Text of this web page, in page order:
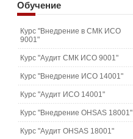
Обучение
Курс "Внедрение в СМК ИСО
9001"
Курс "Аудит СМК ИСО 9001"
Курс "Внедрение ИСО 14001"
Курс "Аудит ИСО 14001"
Курс "Внедрение OHSAS 18001"
Курс "Аудит OHSAS 18001"